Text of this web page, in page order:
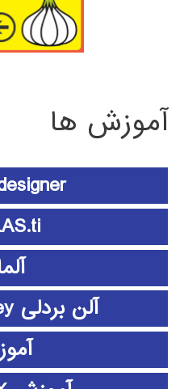
آموزش ها
آلن بردلی Allen bradley